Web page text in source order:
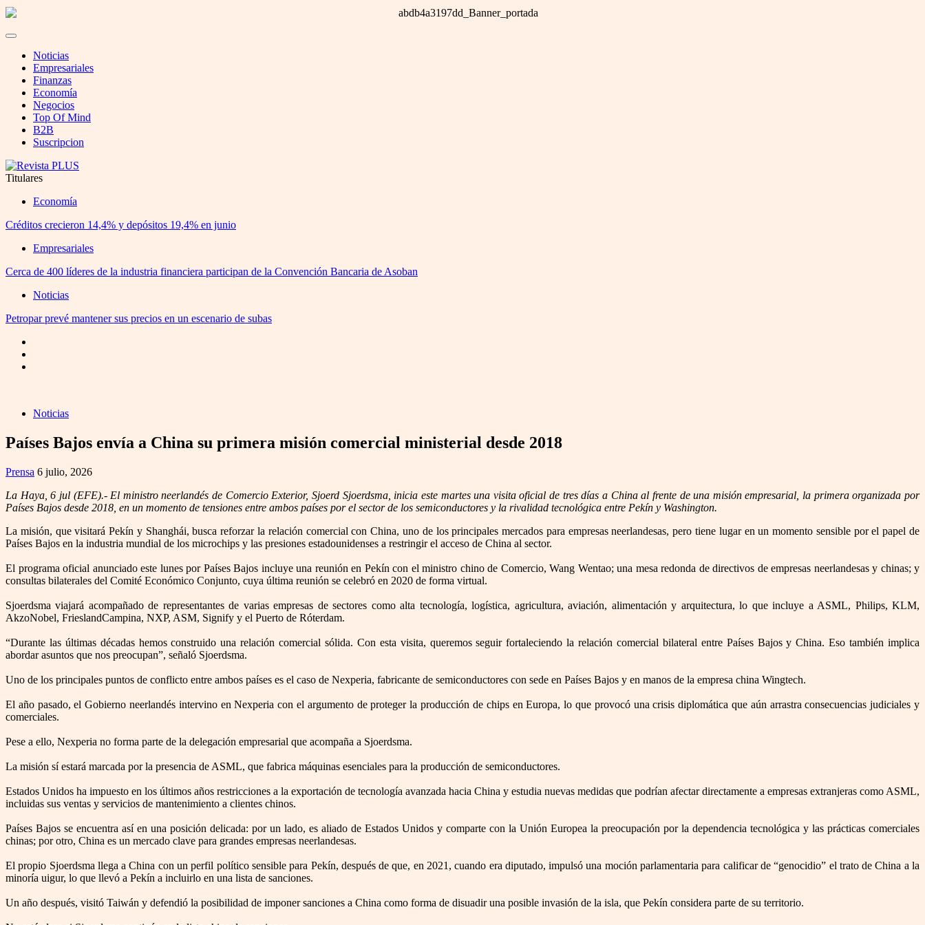
Noticias
Empresariales
Finanzas
Economía
Negocios
Top Of Mind
B2B
Suscripcion
Titulares
Economía
Créditos crecieron 14,4% y depósitos 19,4% en junio
Empresariales
Cerca de 400 líderes de la industria financiera participan de la Convención Bancaria de Asoban
Noticias
Petropar prevé mantener sus precios en un escenario de subas
Noticias
Países Bajos envía a China su primera misión comercial ministerial desde 2018
Prensa 6 julio, 2026
La Haya, 6 jul (EFE).- El ministro neerlandés de Comercio Exterior, Sjoerd Sjoerdsma, inicia este martes una visita oficial de tres días a China al frente de una misión empresarial, la primera organizada por
Países Bajos desde 2018, en un momento de tensiones entre ambos países por el sector de los semiconductores y la rivalidad tecnológica entre Pekín y Washington.
La misión, que visitará Pekín y Shanghái, busca reforzar la relación comercial con China, uno de los principales mercados para empresas neerlandesas, pero tiene lugar en un momento sensible por el papel de
Países Bajos en la industria mundial de los microchips y las presiones estadounidenses a restringir el acceso de China al sector.
El programa oficial anunciado este lunes por Países Bajos incluye una reunión en Pekín con el ministro chino de Comercio, Wang Wentao; una mesa redonda de directivos de empresas neerlandesas y chinas; y
consultas bilaterales del Comité Económico Conjunto, cuya última reunión se celebró en 2020 de forma virtual.
Sjoerdsma viajará acompañado de representantes de varias empresas de sectores como alta tecnología, logística, agricultura, aviación, alimentación y arquitectura, lo que incluye a ASML, Philips, KLM,
AkzoNobel, FrieslandCampina, NXP, ASM, Signify y el Puerto de Róterdam.
“Durante las últimas décadas hemos construido una relación comercial sólida. Con esta visita, queremos seguir fortaleciendo la relación comercial bilateral entre Países Bajos y China. Eso también implica
abordar asuntos que nos preocupan”, señaló Sjoerdsma.
Uno de los principales puntos de conflicto entre ambos países es el caso de Nexperia, fabricante de semiconductores con sede en Países Bajos y en manos de la empresa china Wingtech.
El año pasado, el Gobierno neerlandés intervino en Nexperia con el argumento de proteger la producción de chips en Europa, lo que provocó una crisis diplomática que aún arrastra consecuencias judiciales y
comerciales.
Pese a ello, Nexperia no forma parte de la delegación empresarial que acompaña a Sjoerdsma.
La misión sí estará marcada por la presencia de ASML, que fabrica máquinas esenciales para la producción de semiconductores.
Estados Unidos ha impuesto en los últimos años restricciones a la exportación de tecnología avanzada hacia China y estudia nuevas medidas que podrían afectar directamente a empresas extranjeras como ASML,
incluidas sus ventas y servicios de mantenimiento a clientes chinos.
Países Bajos se encuentra así en una posición delicada: por un lado, es aliado de Estados Unidos y comparte con la Unión Europea la preocupación por la dependencia tecnológica y las prácticas comerciales
chinas; por otro, China es un mercado clave para grandes empresas neerlandesas.
El propio Sjoerdsma llega a China con un perfil político sensible para Pekín, después de que, en 2021, cuando era diputado, impulsó una moción parlamentaria para calificar de “genocidio” el trato de China a la
minoría uigur, lo que llevó a Pekín a incluirlo en una lista de sanciones.
Un año después, visitó Taiwán y defendió la posibilidad de imponer sanciones a China como forma de disuadir una posible invasión de la isla, que Pekín considera parte de su territorio.